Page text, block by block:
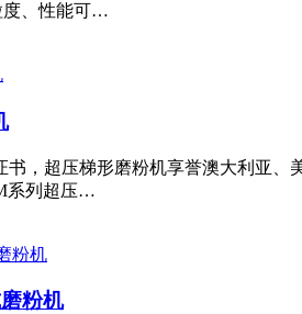
度、性能可…
书，超压梯形磨粉机享誉澳大利亚
系列超压…
粉机